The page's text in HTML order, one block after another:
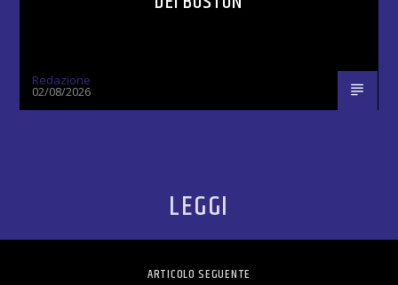
Redazione
02/08/2026
LEGGI
ARTICOLO SEGUENTE